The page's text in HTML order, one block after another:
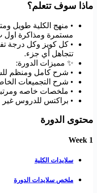
ماذا سوف تتعلم؟
• منهج الكلية طويل
مستمرة ومذاكرة اول
• كل كويز وكل درجة
تتجاهل أي جزء.
✨ مميزات الدورة:
• شرح كامل ومنظم
• شرح التجميعات
• ملخصات خاصه
• براكتس للدروس
محتوى الدورة
Week 1
سلايدات الكلية
ملخص سلايدات الدورة